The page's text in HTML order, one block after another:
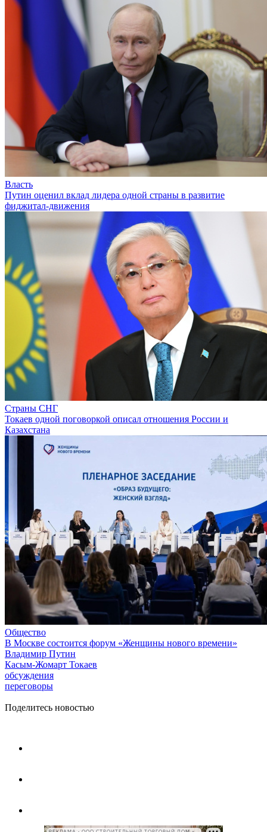
Власть
Путин оценил вклад лидера одной страны в развитие
фиджитал-движения
Страны СНГ
Токаев одной поговоркой описал отношения России и
Казахстана
Общество
В Москве состоится форум «Женщины нового времени»
Владимир Путин
Касым-Жомарт Токаев
обсуждения
переговоры
Поделитесь новостью